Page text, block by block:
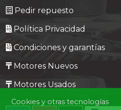
Pedir repuesto
Política Privacidad
Condiciones y garantías
Motores Nuevos
Motores Usados
Cookies y otras tecnologías